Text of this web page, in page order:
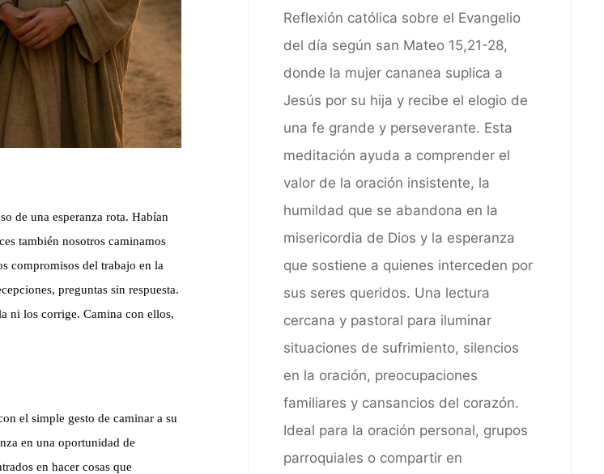
de una esperanza rota. Habían
también nosotros caminamos
compromisos del trabajo en la
preguntas sin respuesta.
ni los corrige. Camina con ellos,
el simple gesto de caminar a su
en una oportunidad de
en hacer cosas que
Reflexión católica sobre el Evangelio
del día según san Mateo 15,21-28,
donde la mujer cananea suplica a
Jesús por su hija y recibe el elogio de
una fe grande y perseverante. Esta
meditación ayuda a comprender el
valor de la oración insistente, la
humildad que se abandona en la
misericordia de Dios y la esperanza
que sostiene a quienes interceden por
sus seres queridos. Una lectura
cercana y pastoral para iluminar
situaciones de sufrimiento, silencios
en la oración, preocupaciones
familiares y cansancios del corazón.
Ideal para la oración personal, grupos
parroquiales o compartir en